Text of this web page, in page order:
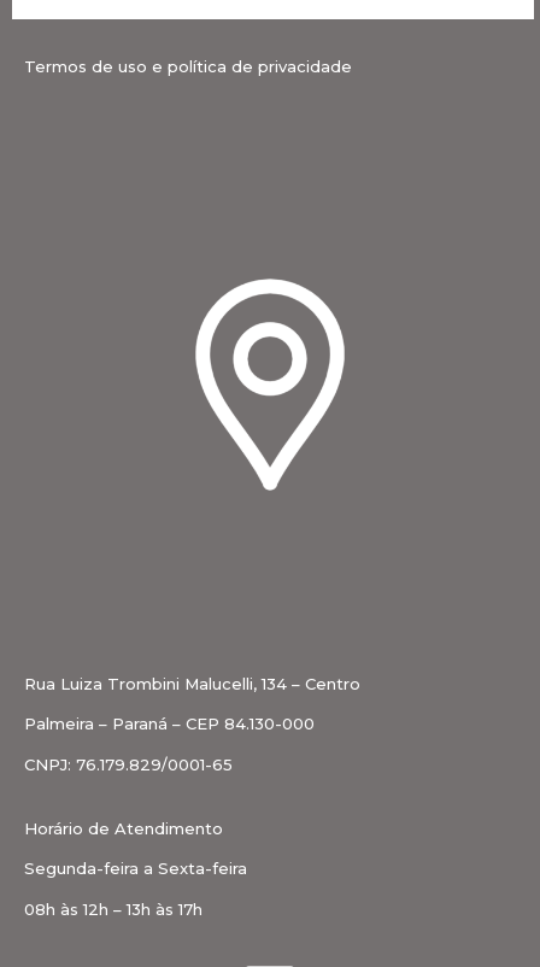
Termos de uso e política de privacidade
Rua Luiza Trombini Malucelli, 134 – Centro
Palmeira – Paraná – CEP 84.130-000
CNPJ: 76.179.829/0001-65
Horário de Atendimento
Segunda-feira a Sexta-feira
08h às 12h – 13h às 17h